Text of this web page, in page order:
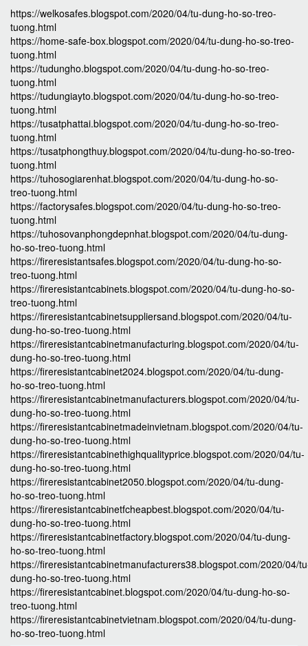
https://welkosafes.blogspot.com/2020/04/tu-dung-ho-so-treo-
tuong.html
https://home-safe-box.blogspot.com/2020/04/tu-dung-ho-so-treo-
tuong.html
https://tudungho.blogspot.com/2020/04/tu-dung-ho-so-treo-
tuong.html
https://tudungiayto.blogspot.com/2020/04/tu-dung-ho-so-treo-
tuong.html
https://tusatphattai.blogspot.com/2020/04/tu-dung-ho-so-treo-
tuong.html
https://tusatphongthuy.blogspot.com/2020/04/tu-dung-ho-so-treo-
tuong.html
https://tuhosogiarenhat.blogspot.com/2020/04/tu-dung-ho-so-
treo-tuong.html
https://factorysafes.blogspot.com/2020/04/tu-dung-ho-so-treo-
tuong.html
https://tuhosovanphongdepnhat.blogspot.com/2020/04/tu-dung-
ho-so-treo-tuong.html
https://fireresistantsafes.blogspot.com/2020/04/tu-dung-ho-so-
treo-tuong.html
https://fireresistantcabinets.blogspot.com/2020/04/tu-dung-ho-so-
treo-tuong.html
https://fireresistantcabinetsuppliersand.blogspot.com/2020/04/tu-
dung-ho-so-treo-tuong.html
https://fireresistantcabinetmanufacturing.blogspot.com/2020/04/tu-
dung-ho-so-treo-tuong.html
https://fireresistantcabinet2024.blogspot.com/2020/04/tu-dung-
ho-so-treo-tuong.html
https://fireresistantcabinetmanufacturers.blogspot.com/2020/04/tu-
dung-ho-so-treo-tuong.html
https://fireresistantcabinetmadeinvietnam.blogspot.com/2020/04/tu-
dung-ho-so-treo-tuong.html
https://fireresistantcabinethighqualityprice.blogspot.com/2020/04/tu-
dung-ho-so-treo-tuong.html
https://fireresistantcabinet2050.blogspot.com/2020/04/tu-dung-
ho-so-treo-tuong.html
https://fireresistantcabinetfcheapbest.blogspot.com/2020/04/tu-
dung-ho-so-treo-tuong.html
https://fireresistantcabinetfactory.blogspot.com/2020/04/tu-dung-
ho-so-treo-tuong.html
https://fireresistantcabinetmanufacturers38.blogspot.com/2020/04/
dung-ho-so-treo-tuong.html
https://fireresistantcabinet.blogspot.com/2020/04/tu-dung-ho-so-
treo-tuong.html
https://fireresistantcabinetvietnam.blogspot.com/2020/04/tu-dung-
ho-so-treo-tuong.html